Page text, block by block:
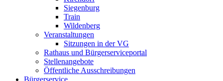
Siegenburg
Train
Wildenberg
Veranstaltungen
Sitzungen in der VG
Rathaus und Bürgerserviceportal
Stellenangebote
Öffentliche Ausschreibungen
Bürgerservice